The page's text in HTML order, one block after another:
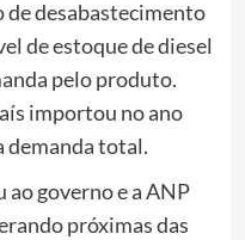
de desabastecimento
de estoque de diesel
pelo produto.
importou no ano
demanda total.
governo e a ANP
próximas das